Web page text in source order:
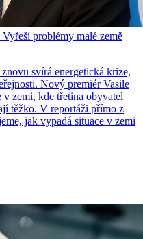
problémy malé země
svírá energetická krize,
Nový premiér Vasile
zemi, kde třetina obyvatel
těžko. V reportáži přímo z
jak vypadá situace v zemi